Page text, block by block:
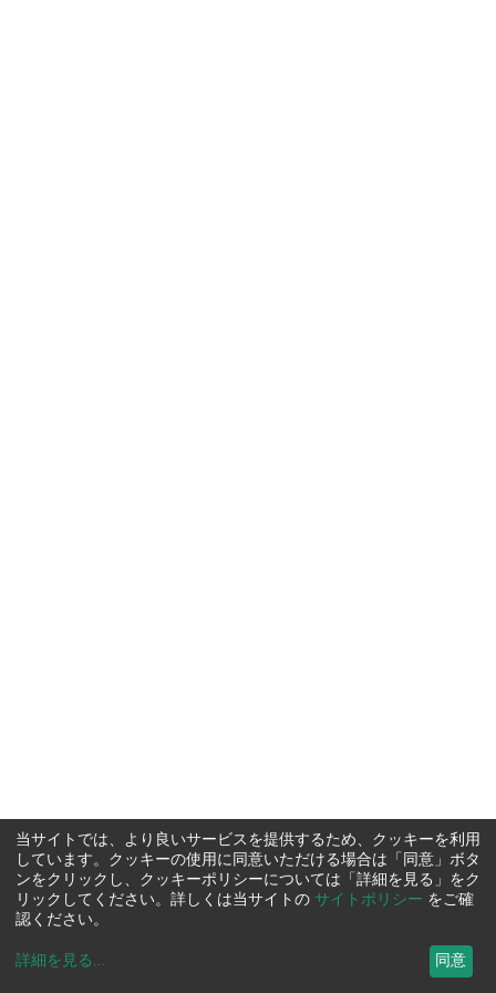
当サイトでは、より良いサービスを提供するため、クッキーを利用
しています。クッキーの使用に同意いただける場合は「同意」ボタ
ンをクリックし、クッキーポリシーについては「詳細を見る」をク
リックしてください。詳しくは当サイトの サイトポリシー をご確
認ください。
詳細を見る ... 同意